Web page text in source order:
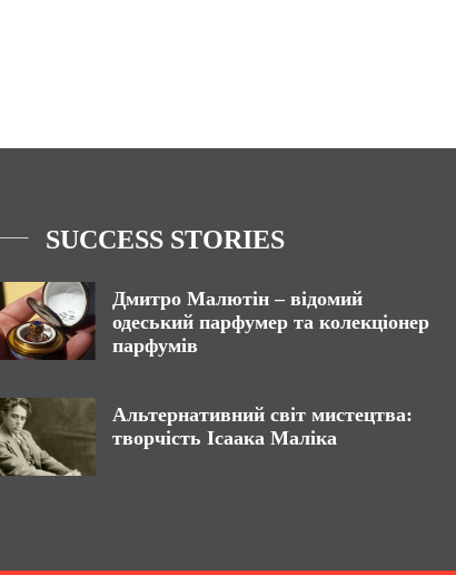
SUCCESS STORIES
Дмитро Малютін – відомий
одеський парфумер та колекціонер
парфумів
Альтернативний світ мистецтва:
творчість Ісаака Маліка